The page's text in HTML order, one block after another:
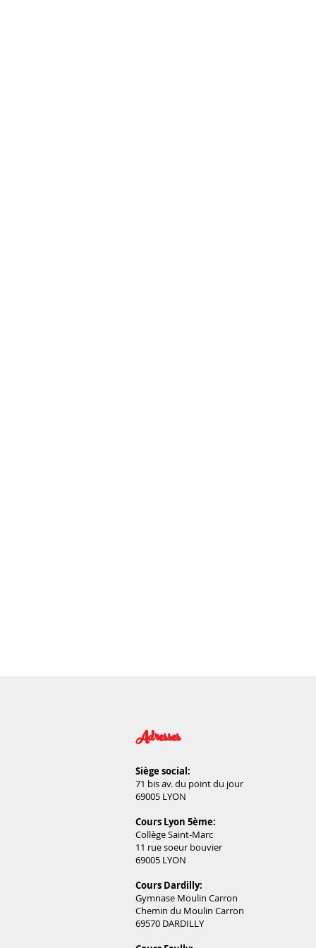
Adresses
Siège social:
71 bis av. du point du jour
69005 LYON
Cours Lyon 5ème:
Collège Saint-Marc
11 rue soeur bouvier
69005 LYON
Cours Dardilly:
Gymnase Moulin Carron
Chemin du Moulin Carron
69570 DARDILLY